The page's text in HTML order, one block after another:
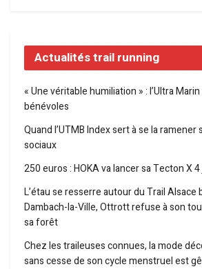
Actualités trail running
« Une véritable humiliation » : l’Ultra
bénévoles
Quand l’UTMB Index sert à se la ramener
sociaux
250 euros : HOKA va lancer sa Tecton X
L’étau se resserre autour du Trail Alsace
Dambach-la-Ville, Ottrott refuse à son
sa forêt
Chez les traileuses connues, la mode
sans cesse de son cycle menstruel est